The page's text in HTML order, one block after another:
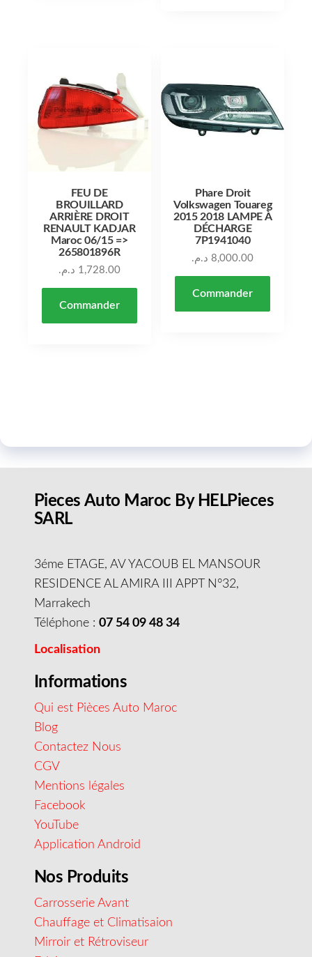
FEU DE
BROUILLARD
ARRIÈRE DROIT
RENAULT KADJAR
Maroc 06/15 =>
265801896R
1,728.00 د.م.
Commander
Phare Droit
Volkswagen Touareg
2015 2018 LAMPE À
DÉCHARGE
7P1941040
8,000.00 د.م.
Commander
Pieces Auto Maroc By HELPieces
SARL
3éme ETAGE, AV YACOUB EL MANSOUR
RESIDENCE AL AMIRA III APPT N°32,
Marrakech
Téléphone : 07 54 09 48 34
Localisation
Informations
Qui est Pièces Auto Maroc
Blog
Contactez Nous
CGV
Mentions légales
Facebook
YouTube
Application Android
Nos Produits
Carrosserie Avant
Chauffage et Climatisaion
Mirroir et Rétroviseur